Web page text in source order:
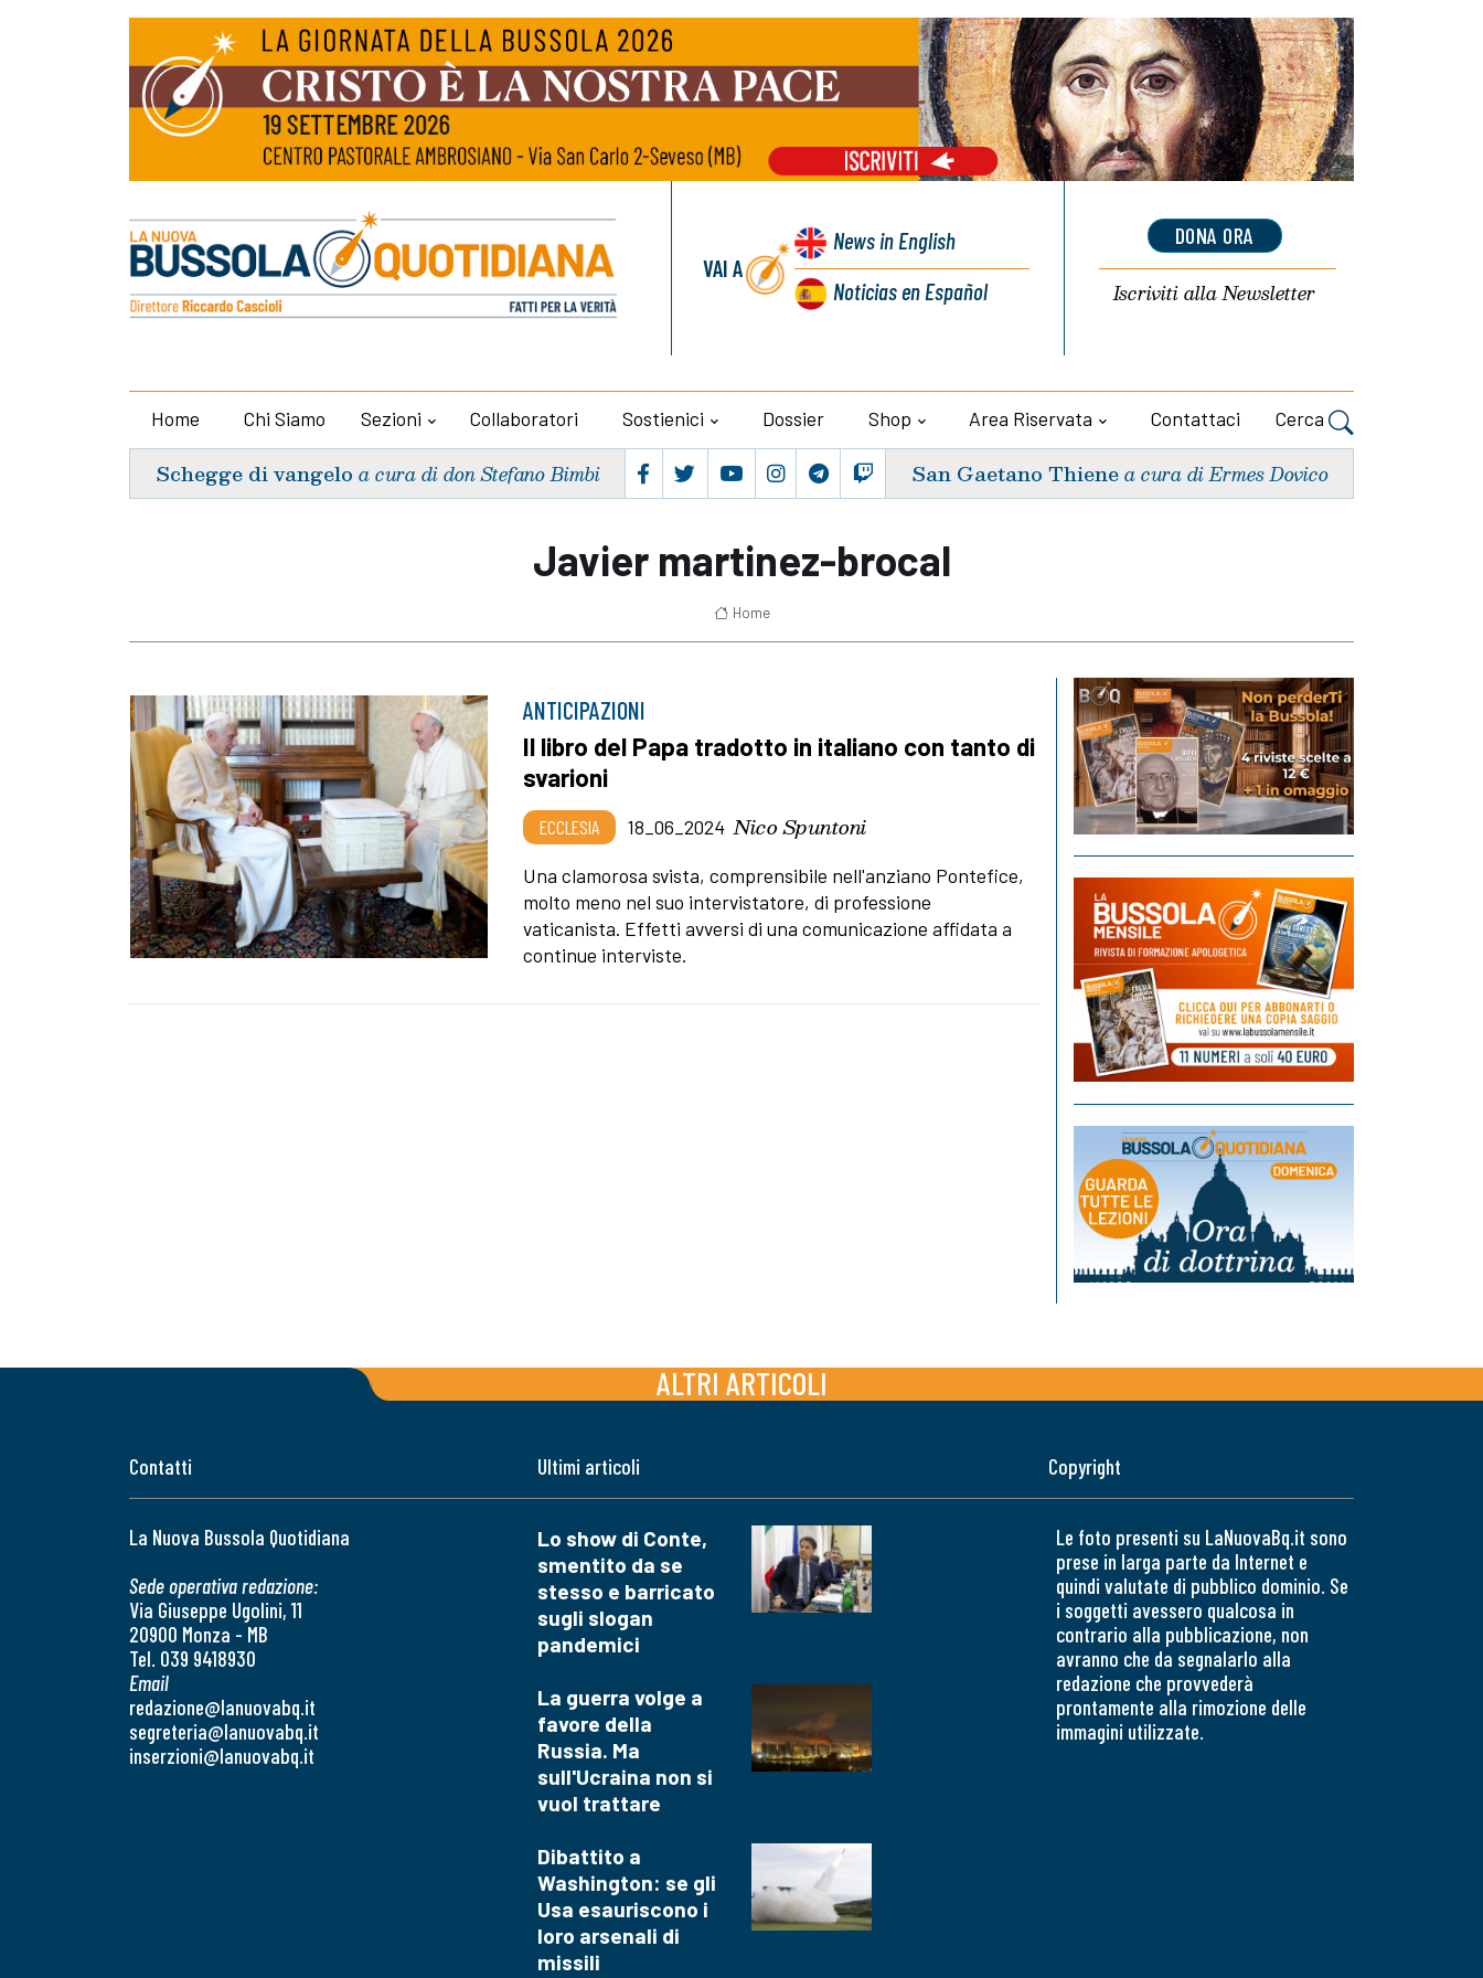
VAI A
Newsin English
Noticiasen Español
DONA ORA
Iscriviti allaNewsletter
Home Chi Siamo Sezioni Collaboratori Sostienici Dossier Shop Area Riservata Contattaci Cerca
Schegge di vangelo a cura di don Stefano Bimbi San Gaetano Thiene a cura di Ermes Dovico
Javier martinez-brocal
Home
ANTICIPAZIONI
Il libro del Papa tradotto in italiano con tanto di
svarioni
ECCLESIA 18_06_2024 Nico Spuntoni
Una clamorosa svista, comprensibile nell'anziano Pontefice,
molto meno nel suo intervistatore, di professione
vaticanista. Effetti avversi di una comunicazione affidata a
continue interviste.
ALTRI ARTICOLI
Contatti
La Nuova Bussola Quotidiana
Sede operativa redazione:
Via Giuseppe Ugolini, 11
20900 Monza - MB
Tel. 039 9418930
Email
redazione@lanuovabq.it
segreteria@lanuovabq.it
inserzioni@lanuovabq.it
Ultimi articoli
Lo show di Conte,
smentito da se
stesso e barricato
sugli slogan
pandemici
La guerra volge a
favore della
Russia. Ma
sull'Ucraina non si
vuol trattare
Dibattito a
Washington: se gli
Usa esauriscono i
loro arsenali di
missili
Copyright
Le foto presenti su LaNuovaBq.it sono
prese in larga parte da Internet e
quindi valutate di pubblico dominio. Se
i soggetti avessero qualcosa in
contrario alla pubblicazione, non
avranno che da segnalarlo alla
redazione che provvederà
prontamente alla rimozione delle
immagini utilizzate.